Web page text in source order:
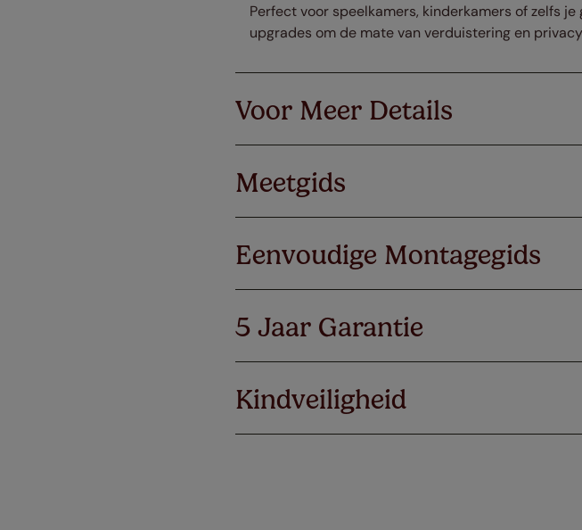
Perfect voor speelkamers, kinderkamers of zelfs
upgrades om de mate van verduistering en
Voor Meer Details
Meetgids
Eenvoudige Montagegids
5 Jaar Garantie
Kindveiligheid